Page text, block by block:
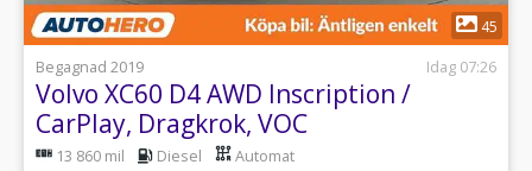
1
45
Begagnad 2019
Idag 07:26
Volvo XC60 D4 AWD Inscription /
CarPlay, Dragkrok, VOC
13 860 mil Diesel Automat